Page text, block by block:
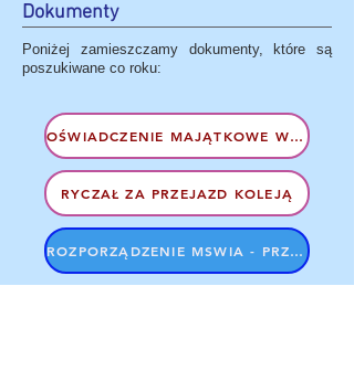
Dokumenty
Poniżej zamieszczamy dokumenty, które są
poszukiwane co roku:
OŚWIADCZENIE MAJĄTKOWE WZ. 2024
RYCZAŁ ZA PRZEJAZD KOLEJĄ
ROZPORZĄDZENIE MSWIA - PRZEJAZDY